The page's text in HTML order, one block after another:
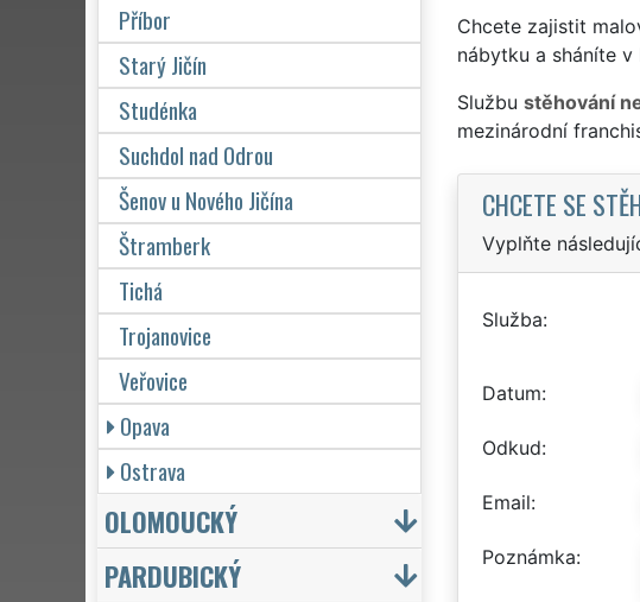
Chcete zajistit
nábytku a sháníte
Službu stěhování
mezinárodní
CHCETE SE
Vyplňte
Služba
Datum
Odkud
Email
Poznámka
Příbor
Starý Jičín
Studénka
Suchdol nad Odrou
Šenov u Nového Jičína
Štramberk
Tichá
Trojanovice
Veřovice
Opava
Ostrava
OLOMOUCKÝ
PARDUBICKÝ